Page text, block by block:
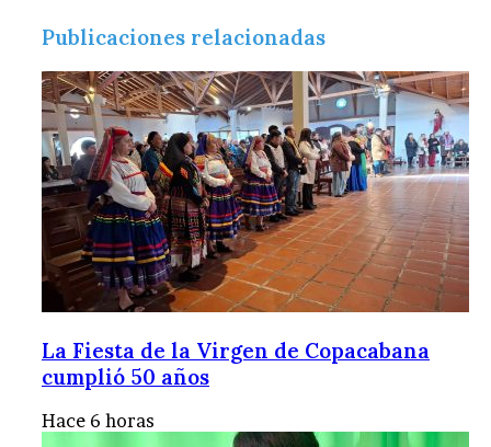
Publicaciones relacionadas
La Fiesta de la Virgen de Copacabana
cumplió 50 años
Hace 6 horas